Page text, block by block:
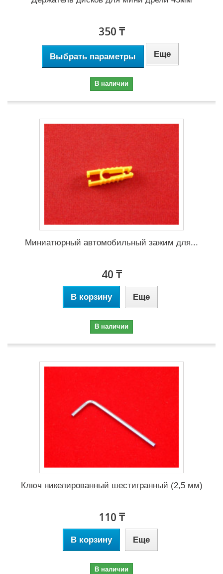
350 ₸
Выбрать параметры Еще
В наличии
Миниатюрный автомобильный зажим для...
40 ₸
В корзину Еще
В наличии
Ключ никелированный шестигранный (2,5 мм)
110 ₸
В корзину Еще
В наличии